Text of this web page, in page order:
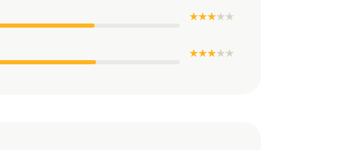
★ ★ ★★★
★ ★ ★★★